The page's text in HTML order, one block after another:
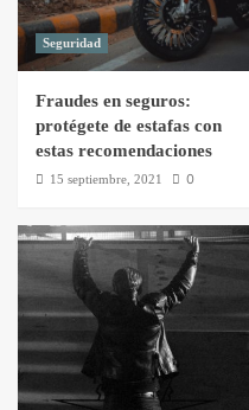
Seguridad
Fraudes en seguros:
protégete de estafas con
estas recomendaciones
15 septiembre, 2021 0